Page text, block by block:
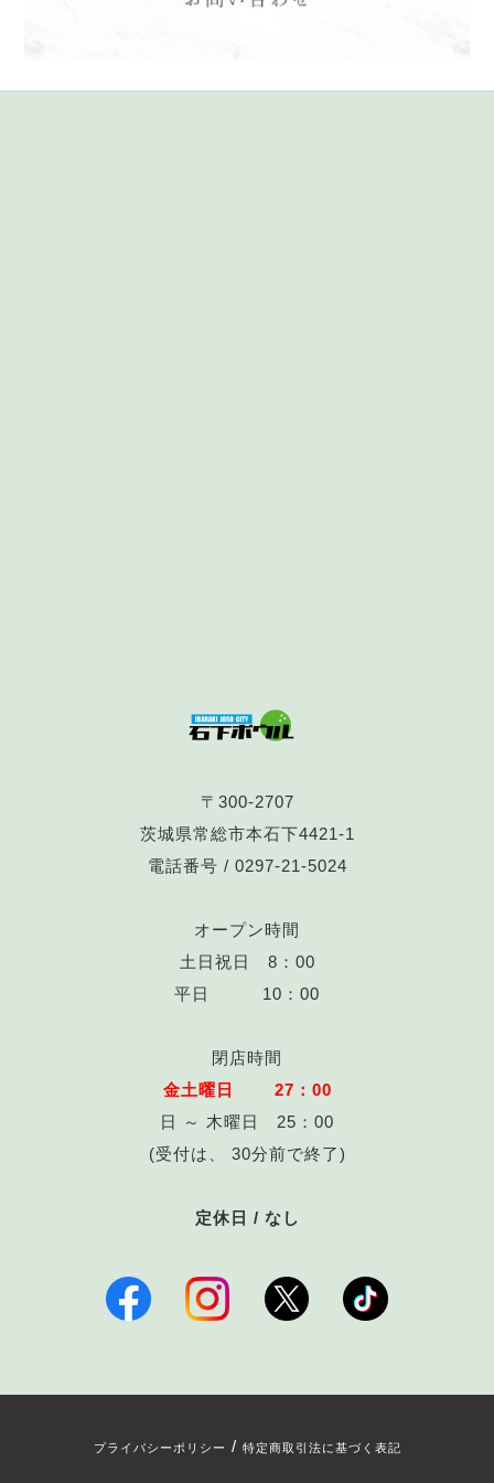
〒300-2707
茨城県常総市本石下4421-1
電話番号 / 0297-21-5024
オープン時間
土日祝日 8：00
平日 10：00
閉店時間
金土曜日 27：00
日 ～ 木曜日 25：00
(受付は、 30分前で終了)
定休日 / なし
プライバシーポリシー / 特定商取引法に基づく表記